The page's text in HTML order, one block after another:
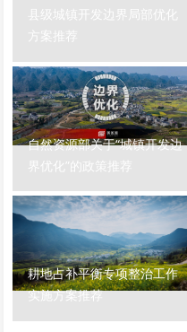
县级城镇开发边界局部优化
方案推荐
自然资源部关于“城镇开发边
界优化”的政策推荐
耕地占补平衡专项整治工作
实施方案推荐